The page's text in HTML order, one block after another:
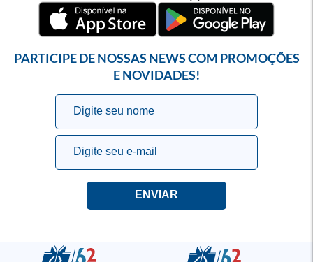
PARTICIPE DE NOSSAS NEWS COM PROMOÇÕES
E NOVIDADES!